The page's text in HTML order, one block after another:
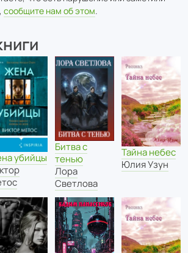
сообщите нам об этом.
убийцы
Битва с
тенью
Лора
Светлова
Тайна небес
Юлия Узун